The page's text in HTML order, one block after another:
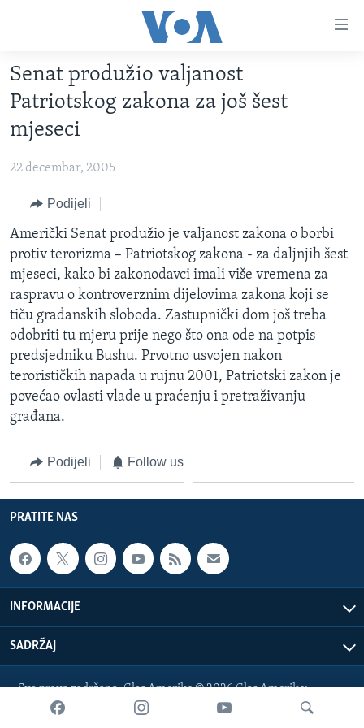
glavni
sadržaj
Pređi
na
glavnu
pretragu
TV PROGRAM
FOTOGRAFIJE DANA
VIJESTI
SJEDINJENE AMERIČKE DRŽAVE
BOSNA I HERCEGOVINA
SVIJET
NAUKA I TEHNOLOGIJA
SPECIJALNI PROJEKTI
KORUPCIJA
SLOBODA MEDIJA
ŽENSKA STRANA
IZBJEGLIČKA STRANA
MAGAZIN
O GLASU AMERIKE
Learning English
Jezici
Senat produžio valjanost
Patriotskog zakona za još šest
mjeseci
22 decembar, 2005
Podijeli
Američki Senat produžio je valjanost zakona o borbi
protiv terorizma – Patriotskog zakona - za daljnjih šest
mjeseci, kako bi zakonodavci imali više vremena za
raspravu o kontroverznim dijelovima zakona koji se
tiču građanskih sloboda. Zastupnički dom još treba
odobriti tu mjeru prije nego što ona ode na potpis
predsjedniku Bushu. Prvotno usvojen nakon
terorističkih napada u rujnu 2001, Patriotski zakon je
povećao ovlasti vlade u praćenju i pretraživanju
građana.
Podijeli Follow us
PRATITE NAS
INFORMACIJE
SADRŽAJ
Sva prava zadržana. Glas Amerike © 2026 Glas Amerike:
bosnian-service@voanews.com